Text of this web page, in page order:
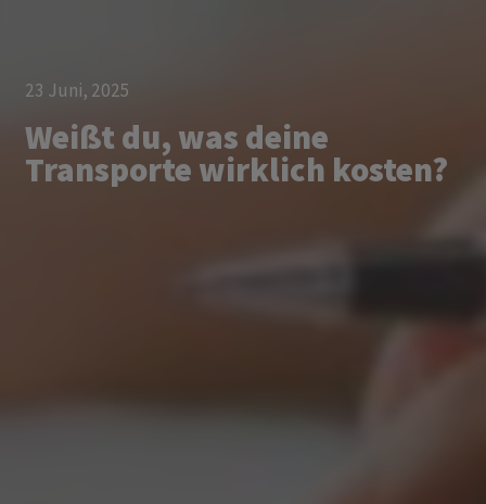
23 Juni, 2025
Weißt du, was deine
Transporte wirklich kosten?